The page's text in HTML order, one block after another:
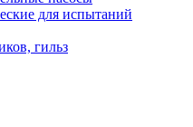
для испытаний
гильз